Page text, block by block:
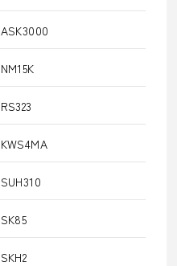
ASK3000
NM15K
RS323
KWS4MA
SUH310
SK85
SKH2